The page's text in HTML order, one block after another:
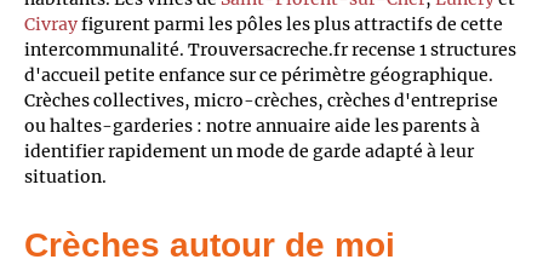
Civrayfigurent parmi les pôles les plus attractifs de cette
intercommunalité. Trouversacreche.fr recense 1 structures
d'accueil petite enfance sur ce périmètre géographique.
Crèches collectives, micro-crèches, crèches d'entreprise
ou haltes-garderies : notre annuaire aide les parents à
identifier rapidement un mode de garde adapté à leur
situation.
Crèches autour de moi